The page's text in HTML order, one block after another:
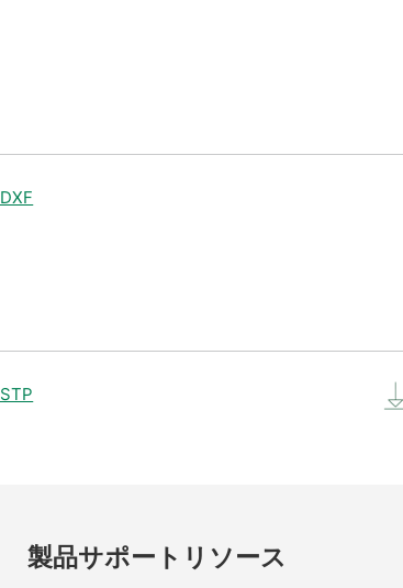
DXF
STP
製品サポート リソース